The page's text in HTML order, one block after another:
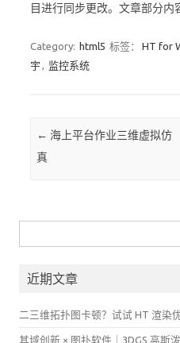
目进行同步更改。文章部分内
Category: html5 标签： HT for
宇
监控系统
Post navigation
← 海上平台作业三维虚拟仿
真
索：
近期文章
二三维拓扑图卡顿？试试 HT 渲染
其域创新 × 图扑软件｜3DGS 高斯